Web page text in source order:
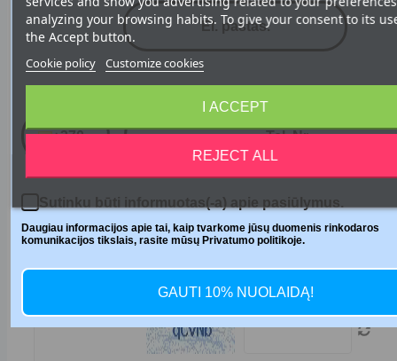
Subject
Comment
★ ★ ★
Security code:
analyzing your browsing habits. To give your consent to its
the Accept button.
Cookie policy Customize cookies
REJECT ALL
I ACCEPT
+370
Sutinku būti informuotas(-a) apie pasiūlymus.
Daugiau informacijos apie tai, kaip tvarkome jūsų duomenis rinkodaros
komunikacijos tikslais, rasite mūsų Privatumo politikoje.
GAUTI 10% NUOLAIDĄ!